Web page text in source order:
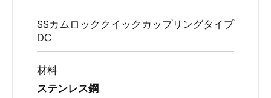
SSカムロッククイックカップリングタイプ
DC
材料
ステンレス鋼